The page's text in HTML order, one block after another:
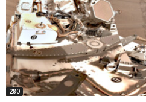
280